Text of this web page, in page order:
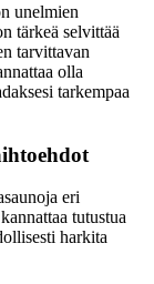
unelmien
tärkeä selvittää
tarvittavan
olla
tarkempaa
eri
tutustua
harkita